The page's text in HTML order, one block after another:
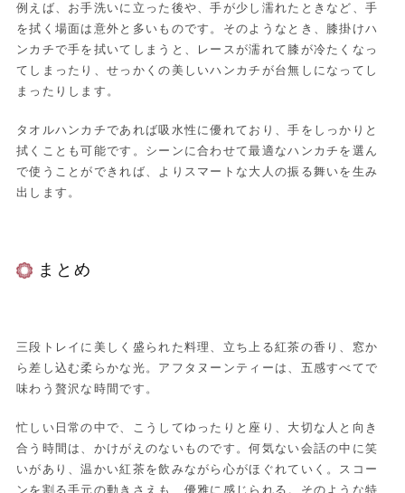
例えば、お手洗いに立った後や、手が少し濡れたときなど、手
を拭く場面は意外と多いものです。そのようなとき、膝掛けハ
ンカチで手を拭いてしまうと、レースが濡れて膝が冷たくなっ
てしまったり、せっかくの美しいハンカチが台無しになってし
まったりします。
タオルハンカチであれば吸水性に優れており、手をしっかりと
拭くことも可能です。シーンに合わせて最適なハンカチを選ん
で使うことができれば、よりスマートな大人の振る舞いを生み
出します。
まとめ
三段トレイに美しく盛られた料理、立ち上る紅茶の香り、窓か
ら差し込む柔らかな光。アフタヌーンティーは、五感すべてで
味わう贅沢な時間です。
忙しい日常の中で、こうしてゆったりと座り、大切な人と向き
合う時間は、かけがえのないものです。何気ない会話の中に笑
いがあり、温かい紅茶を飲みながら心がほぐれていく。スコー
ンを割る手元の動きさえも、優雅に感じられる。そのような特